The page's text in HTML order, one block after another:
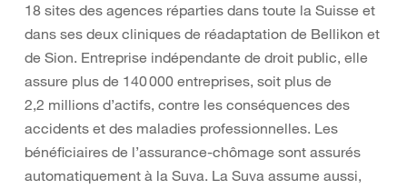
18 sites des agences réparties dans toute la Suisse et
dans ses deux cliniques de réadaptation de Bellikon et
de Sion. Entreprise indépendante de droit public, elle
assure plus de 140 000 entreprises, soit plus de
2,2 millions d’actifs, contre les conséquences des
accidents et des maladies professionnelles. Les
bénéficiaires de l’assurance-chômage sont assurés
automatiquement à la Suva. La Suva assume aussi,